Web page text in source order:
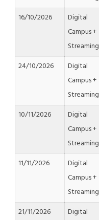
16/10/2026
Digital
Campus +
Streaming
24/10/2026
Digital
Campus +
Streaming
10/11/2026
Digital
Campus +
Streaming
11/11/2026
Digital
Campus +
Streaming
21/11/2026
Digital